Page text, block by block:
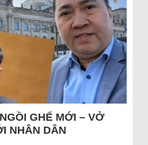
GHẾ MỚI – VỞ
NHÂN DÂN